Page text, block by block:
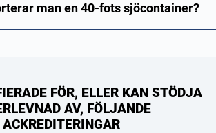
man en 40-fots sjöcontainer?
FÖR, ELLER KAN STÖDJA
AV, FÖLJANDE
ACKREDITERINGAR